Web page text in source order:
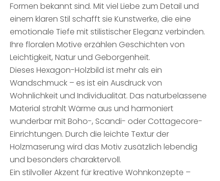
Formen bekannt sind. Mit viel Liebe zum Detail und
einem klaren Stil schafft sie Kunstwerke, die eine
emotionale Tiefe mit stilistischer Eleganz verbinden.
Ihre floralen Motive erzählen Geschichten von
Leichtigkeit, Natur und Geborgenheit.
Dieses Hexagon-Holzbild ist mehr als ein
Wandschmuck – es ist ein Ausdruck von
Wohnlichkeit und Individualität. Das naturbelassene
Material strahlt Wärme aus und harmoniert
wunderbar mit Boho-, Scandi- oder Cottagecore-
Einrichtungen. Durch die leichte Textur der
Holzmaserung wird das Motiv zusätzlich lebendig
und besonders charaktervoll.
Ein stilvoller Akzent für kreative Wohnkonzepte –